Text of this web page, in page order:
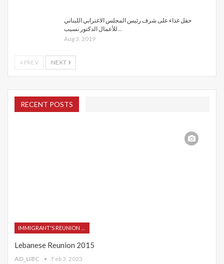
حفل غذاء على شرف رئيس المجلس الاغترابي اللبناني
للأعمال الدكتور نسيب…
Aug 3, 2019
PREV NEXT
RECENT POSTS
Lebanese Reunion 2015
AD_LIBC Feb 3, 2023